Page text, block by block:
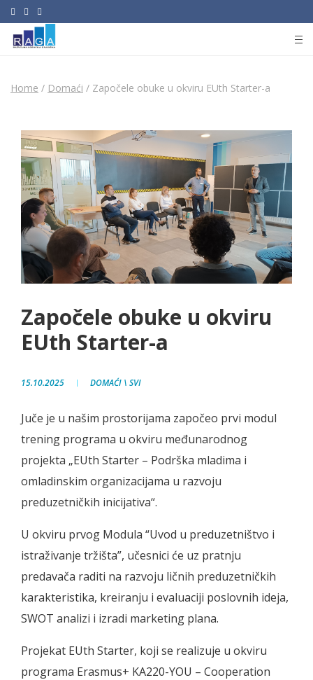
Home / Domaći / Započele obuke u okviru EUth Starter-a
Započele obuke u okviru
EUth Starter-a
15.10.2025 DOMAĆI \ SVI
Juče je u našim prostorijama započeo prvi modul
trening programa u okviru međunarodnog
projekta „EUth Starter – Podrška mladima i
omladinskim organizacijama u razvoju
preduzetničkih inicijativa“.
U okviru prvog Modula “Uvod u preduzetništvo i
istraživanje tržišta”, učesnici će uz pratnju
predavača raditi na razvoju ličnih preduzetničkih
karakteristika, kreiranju i evaluaciji poslovnih ideja,
SWOT analizi i izradi marketing plana.
Projekat EUth Starter, koji se realizuje u okviru
programa Erasmus+ KA220-YOU – Cooperation